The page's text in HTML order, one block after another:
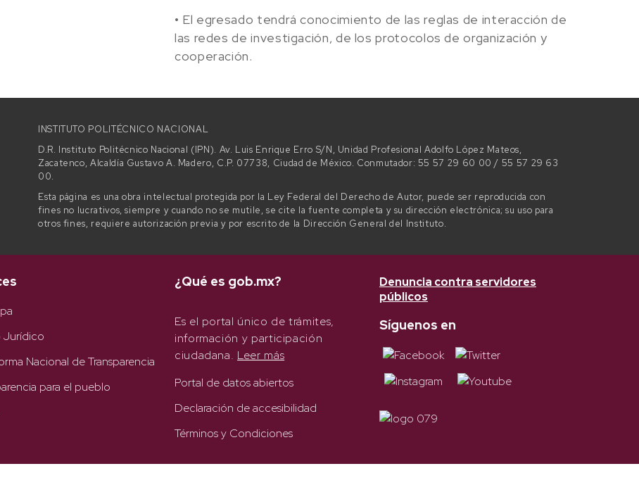
• El egresado tendrá conocimiento de las reglas de interacción de
las redes de investigación, de los protocolos de organización y
cooperación.
INSTITUTO POLITÉCNICO NACIONAL
D.R. Instituto Politécnico Nacional (IPN). Av. Luis Enrique Erro S/N, Unidad Profesional Adolfo López Mateos,
Zacatenco, Alcaldía Gustavo A. Madero, C.P. 07738, Ciudad de México. Conmutador: 55 57 29 60 00 / 55 57 29 63
00.
Esta página es una obra intelectual protegida por la Ley Federal del Derecho de Autor, puede ser reproducida con
fines no lucrativos, siempre y cuando no se mutile, se cite la fuente completa y su dirección electrónica; su uso para
otros fines, requiere autorización previa y por escrito de la Dirección General del Instituto.
Jurídico
Nacional de Transparencia
para el pueblo
¿Qué es gob.mx?
Es el portal único de trámites,
información y participación
ciudadana. Leer más
Portal de datos abiertos
Declaración de accesibilidad
Términos y Condiciones
Denuncia contra servidores
públicos
Síguenos en